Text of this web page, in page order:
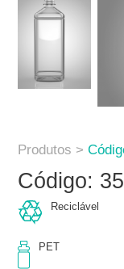
Produtos >
Código:
Reciclável
PET